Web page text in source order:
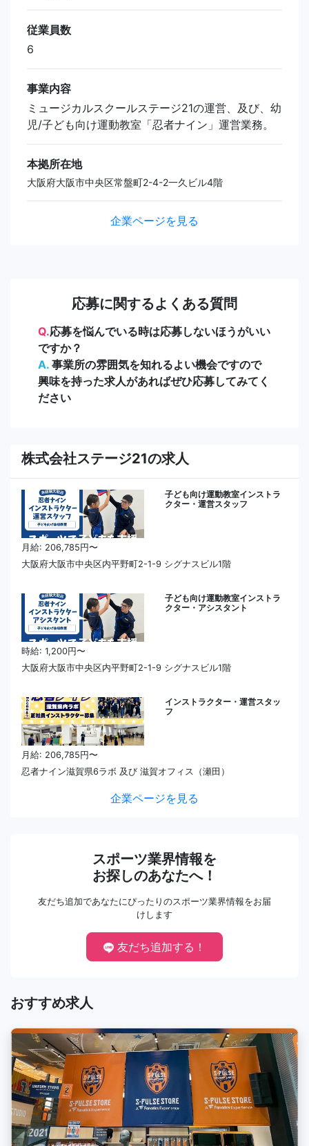
従業員数
6
事業内容
ミュージカルスクールステージ21の運営、及び、幼
児/子ども向け運動教室「忍者ナイン」運営業務。
本拠所在地
大阪府大阪市中央区常盤町2-4-2一久ビル4階
企業ページを見る
応募に関するよくある質問
Q.応募を悩んでいる時は応募しないほうがいい
ですか？
A. 事業所の雰囲気を知れるよい機会ですので
興味を持った求人があればぜひ応募してみてく
ださい
株式会社ステージ21の求人
子ども向け運動教室インストラ
クター・運営スタッフ
月給: 206,785円〜
大阪府大阪市中央区内平野町2-1-9 シグナスビル1階
子ども向け運動教室インストラ
クター・アシスタント
時給: 1,200円〜
大阪府大阪市中央区内平野町2-1-9 シグナスビル1階
インストラクター・運営スタッ
フ
月給: 206,785円〜
忍者ナイン滋賀県6ラボ 及び 滋賀オフィス（瀬田）
企業ページを見る
スポーツ業界情報を
お探しのあなたへ！
友だち追加であなたにぴったりのスポーツ業界情報をお届
けします
友だち追加する！
おすすめ求人